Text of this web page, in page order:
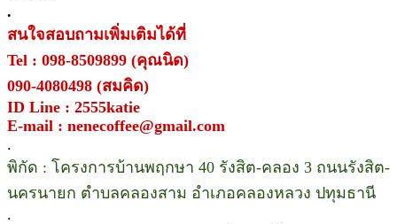
.
สนใจสอบถามเพิ่มเติมได้ที่
Tel : 098-8509899 (คุณนิด)
090-4080498 (สมคิด)
ID Line : 2555katie
E-mail : nenecoffee@gmail.com
.
พิกัด : โครงการบ้านพฤกษา 40 รังสิต-คลอง 3 ถนนรังสิต-
นครนายก ตำบลคลองสาม อำเภอคลองหลวง ปทุมธานี
.